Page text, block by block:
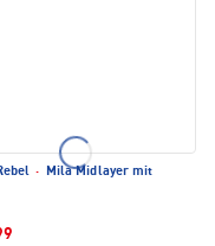
·
Mila Midlayer mit